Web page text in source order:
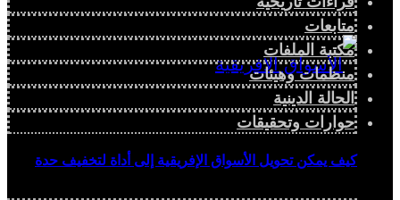
كيف يمكن تحويل الأسواق الإفريقية إلى أداة لتخفيف حدة
متابعات
مكتبة الملفات
منظمات وهيئات
الحالة الدينية
حوارات وتحقيقات